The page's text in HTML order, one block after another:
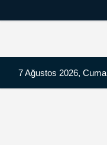
7 Ağustos 2026, Cuma